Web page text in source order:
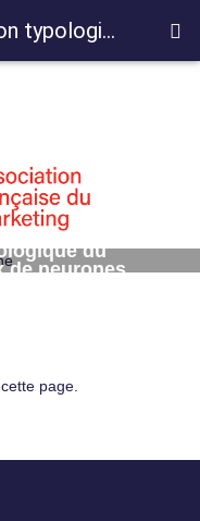
du
de neurones
page.
3969 Une segmentation typologique du marché utilisant les réseaux de neurones